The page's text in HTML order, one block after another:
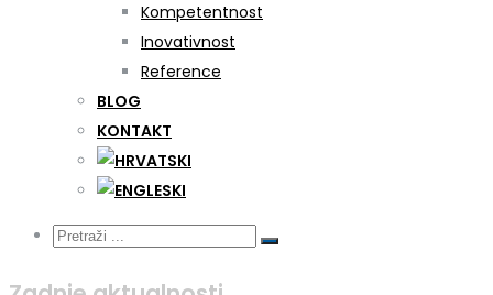
Kompetentnost
Inovativnost
Reference
BLOG
KONTAKT